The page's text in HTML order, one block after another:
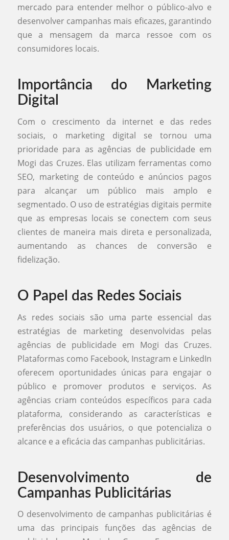
mercado para entender melhor o público-alvo e
desenvolver campanhas mais eficazes, garantindo
que a mensagem da marca ressoe com os
consumidores locais.
Importância do Marketing
Digital
Com o crescimento da internet e das redes
sociais, o marketing digital se tornou uma
prioridade para as agências de publicidade em
Mogi das Cruzes. Elas utilizam ferramentas como
SEO, marketing de conteúdo e anúncios pagos
para alcançar um público mais amplo e
segmentado. O uso de estratégias digitais permite
que as empresas locais se conectem com seus
clientes de maneira mais direta e personalizada,
aumentando as chances de conversão e
fidelização.
O Papel das Redes Sociais
As redes sociais são uma parte essencial das
estratégias de marketing desenvolvidas pelas
agências de publicidade em Mogi das Cruzes.
Plataformas como Facebook, Instagram e LinkedIn
oferecem oportunidades únicas para engajar o
público e promover produtos e serviços. As
agências criam conteúdos específicos para cada
plataforma, considerando as características e
preferências dos usuários, o que potencializa o
alcance e a eficácia das campanhas publicitárias.
Desenvolvimento de
Campanhas Publicitárias
O desenvolvimento de campanhas publicitárias é
uma das principais funções das agências de